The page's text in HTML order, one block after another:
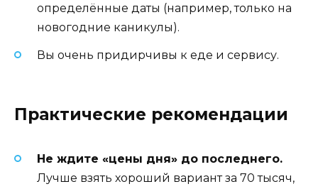
определённые даты (например, только на
новогодние каникулы).
Вы очень придирчивы к еде и сервису.
Практические рекомендации
Не ждите «цены дня» до последнего.
Лучше взять хороший вариант за 70 тысяч,